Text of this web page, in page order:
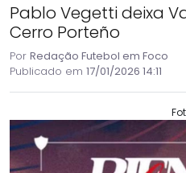
Pablo Vegetti deixa
Cerro Porteño
Por Redação Futebol em Foco
Publicado em 17/01/2026 14:11